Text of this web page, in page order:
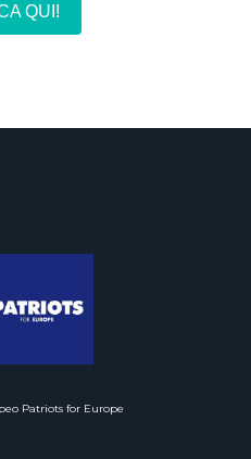
QUI!
Patriots for Europe